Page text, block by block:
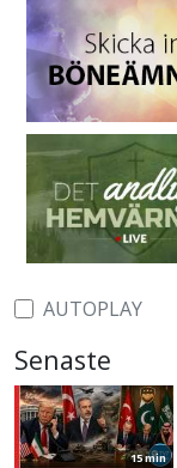
AUTOPLAY
Senaste
15 min